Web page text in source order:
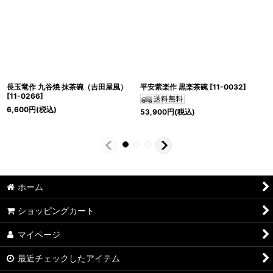
長玉竜作 九谷焼 抹茶碗（吉田屋風）
[11-0266]
6,600円(税込)
平安紫楽作 黒楽茶碗 [11-0032]
53,900円(税込)
ホーム
ショッピングカート
マイページ
最近チェックしたアイテム